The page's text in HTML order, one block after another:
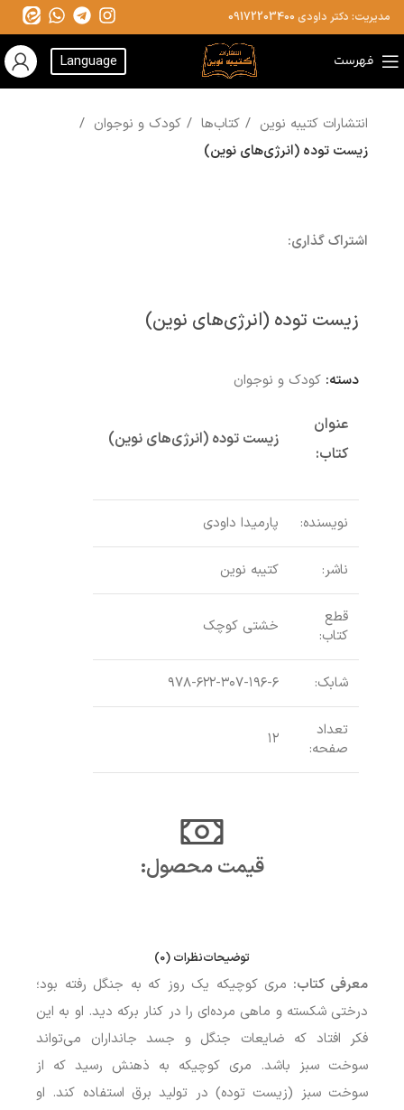
مدیریت: دکتر داودی 09172203400
فهرست Language
انتشارات کتیبه نوین کتاب‌ها
کودک و نوجوان
زیست توده (انرژی‌های نوین)
اشتراک گذاری:
زیست توده (انرژی‌های نوین)
دسته: کودک و نوجوان
عنوان
کتاب:
زیست توده (انرژی‌های نوین)
نویسنده: پارمیدا داودی
ناشر: کتیبه نوین
قطع
کتاب:
خشتی کوچک
شابک: ۹۷۸-۶۲۲-۳۰۷-۱۹۶-۶
تعداد
صفحه:
۱۲
قیمت محصول:​
توضیحاتنظرات (0)
معرفی کتاب: مری کوچیکه یک روز که به جنگل رفته بود؛
درختی شکسته و ماهی مرده‌ای را در کنار برکه دید. او به این
فکر افتاد که ضایعات جنگل و جسد جانداران می‌تواند
سوخت سبز باشد. مری کوچیکه به ذهنش رسید که از
سوخت سبز (زیست توده) در تولید برق استفاده کند. او